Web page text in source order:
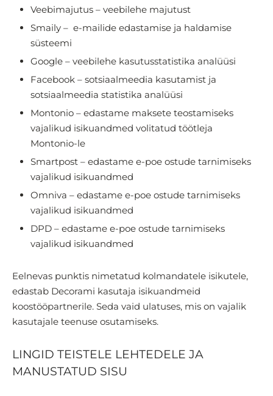
Veebimajutus – veebilehe majutust
Smaily – e-mailide edastamise ja haldamise
süsteemi
Google – veebilehe kasutusstatistika analüüsi
Facebook – sotsiaalmeedia kasutamist ja
sotsiaalmeedia statistika analüüsi
Montonio – edastame maksete teostamiseks
vajalikud isikuandmed volitatud töötleja
Montonio-le
Smartpost – edastame e-poe ostude tarnimiseks
vajalikud isikuandmed
Omniva – edastame e-poe ostude tarnimiseks
vajalikud isikuandmed
DPD – edastame e-poe ostude tarnimiseks
vajalikud isikuandmed
Eelnevas punktis nimetatud kolmandatele isikutele,
edastab Decorami kasutaja isikuandmeid
koostööpartnerile. Seda vaid ulatuses, mis on vajalik
kasutajale teenuse osutamiseks.
LINGID TEISTELE LEHTEDELE JA
MANUSTATUD SISU